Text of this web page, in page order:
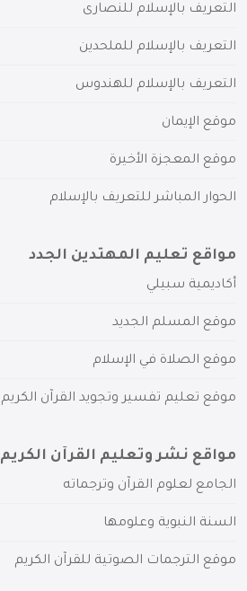
التعريف بالإسلام للنصارى
التعريف بالإسلام للملحدين
التعريف بالإسلام للهندوس
موقع الإيمان
موقع المعجزة الأخيرة
الحوار المباشر للتعريف بالإسلام
مواقع تعليم المهتدين الجدد
أكاديمية سبيلي
موقع المسلم الجديد
موقع الصلاة في الإسلام
موقع تعليم تفسير وتجويد القرآن الكريم
مواقع نشر وتعليم القرآن الكريم
الجامع لعلوم القرآن وترجماته
السنة النبوية وعلومها
موقع الترجمات الصوتية للقرآن الكريم